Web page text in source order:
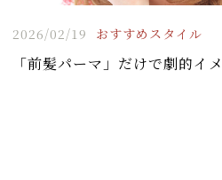
2026/02/19 おすすめスタイル